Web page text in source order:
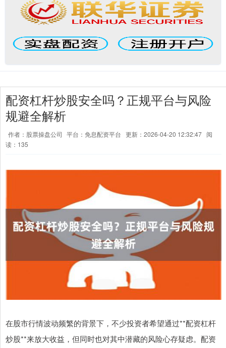
配资杠杆炒股安全吗？正规平台与风险
规避全解析
作者：股票操盘公司 平台：免息配资平台 更新：2026-04-20 12:32:47 阅
读：135
在股市行情波动频繁的背景下，不少投资者希望通过**配资杠杆
炒股**来放大收益，但同时也对其中潜藏的风险心存疑虑。配资